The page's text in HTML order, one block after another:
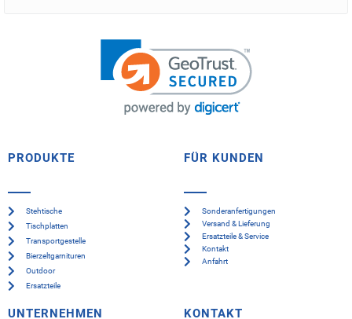
PRODUKTE
Stehtische
Tischplatten
Transportgestelle
Bierzeltgarnituren
Outdoor
Ersatzteile
FÜR KUNDEN
Sonderanfertigungen
Versand & Lieferung
Ersatzteile & Service
Kontakt
Anfahrt
UNTERNEHMEN KONTAKT